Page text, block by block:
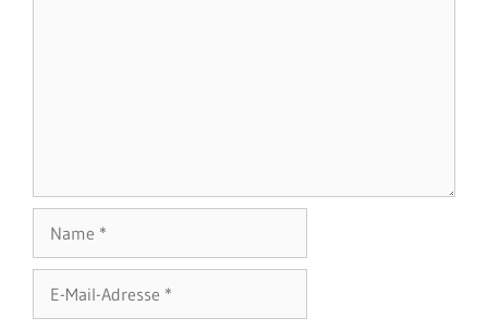
Mail-